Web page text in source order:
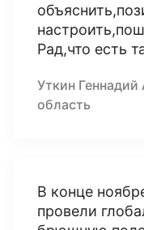
Рад,что есть
Уткин
область
В конце
провели